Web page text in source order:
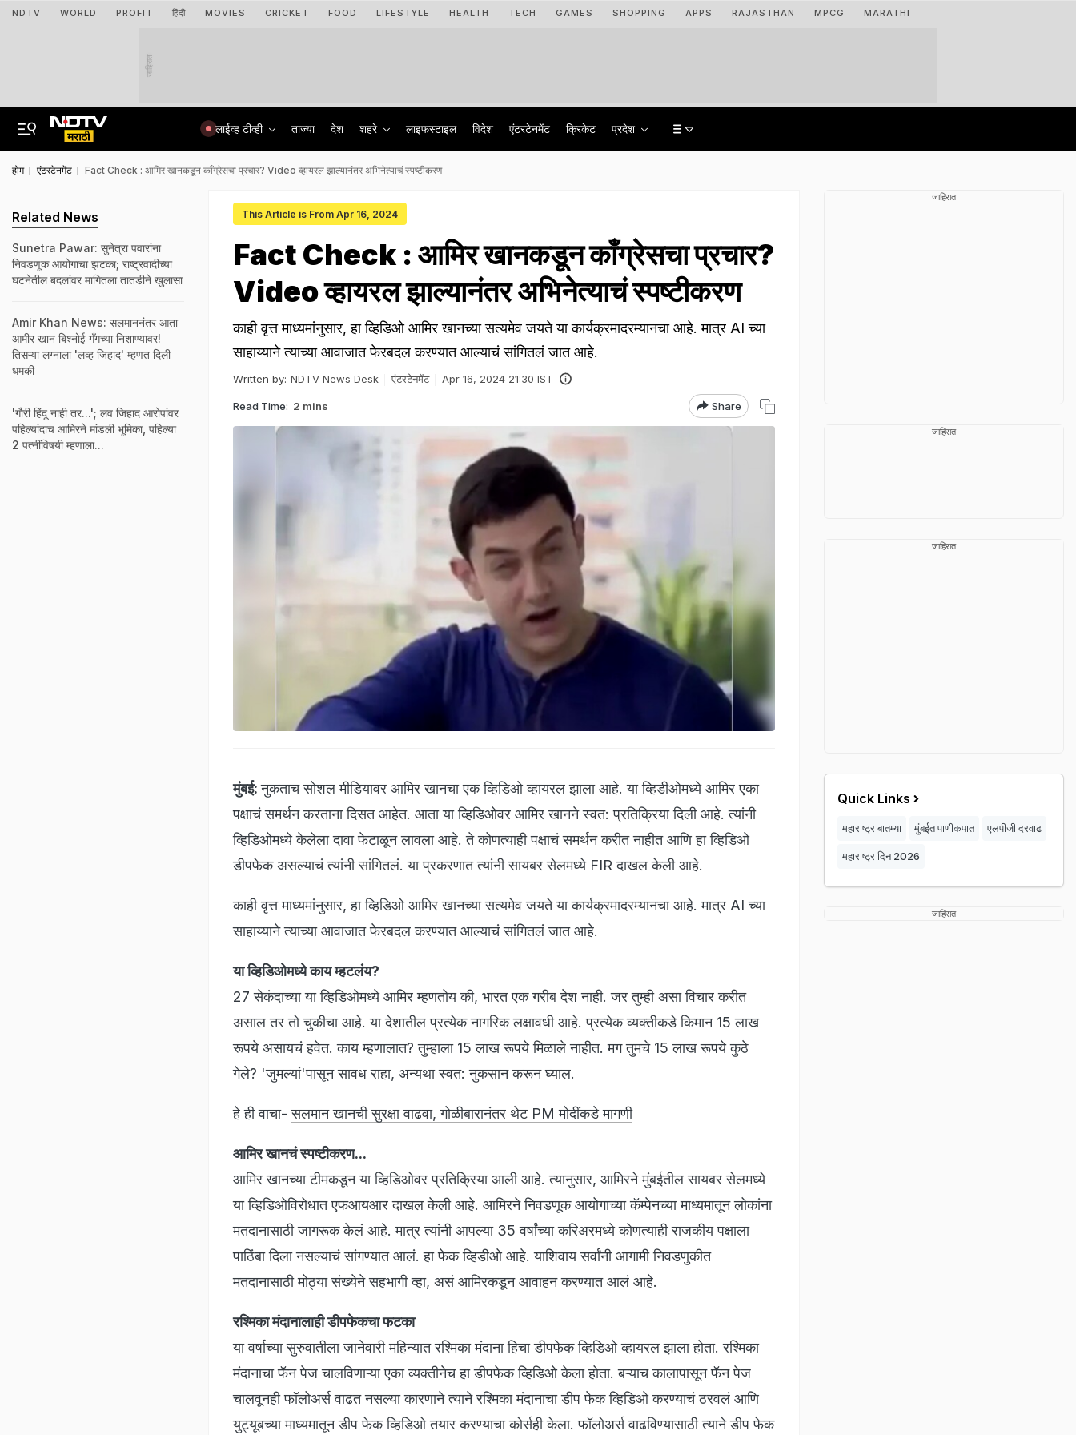
NDTV WORLD PROFIT हिंदी MOVIES CRICKET FOOD LIFESTYLE HEALTH TECH GAMES SHOPPING APPS RAJASTHAN MPCG MARATHI
जाहिरात
लाईव्ह टीव्ही ताज्या देश शहरे लाइफस्टाइल विदेश एंटरटेनमेंट क्रिकेट प्रदेश
होम एंटरटेनमेंट Fact Check : आमिर खानकडून काँग्रेसचा प्रचार? Video व्हायरल झाल्यानंतर अभिनेत्याचं स्पष्टीकरण
This Article is From Apr 16, 2024
Fact Check : आमिर खानकडून काँग्रेसचा प्रचार?
Video व्हायरल झाल्यानंतर अभिनेत्याचं स्पष्टीकरण
काही वृत्त माध्यमांनुसार, हा व्हिडिओ आमिर खानच्या सत्यमेव जयते या कार्यक्रमादरम्यानचा आहे. मात्र AI च्या
साहाय्याने त्याच्या आवाजात फेरबदल करण्यात आल्याचं सांगितलं जात आहे.
Written by: NDTV News Desk एंटरटेनमेंट Apr 16, 2024 21:30 IST
Read Time: 2 mins Share
मुंबई: नुकताच सोशल मीडियावर आमिर खानचा एक व्हिडिओ व्हायरल झाला आहे. या व्हिडीओमध्ये आमिर एका
पक्षाचं समर्थन करताना दिसत आहेत. आता या व्हिडिओवर आमिर खानने स्वत: प्रतिक्रिया दिली आहे. त्यांनी
व्हिडिओमध्ये केलेला दावा फेटाळून लावला आहे. ते कोणत्याही पक्षाचं समर्थन करीत नाहीत आणि हा व्हिडिओ
डीपफेक असल्याचं त्यांनी सांगितलं. या प्रकरणात त्यांनी सायबर सेलमध्ये FIR दाखल केली आहे.
काही वृत्त माध्यमांनुसार, हा व्हिडिओ आमिर खानच्या सत्यमेव जयते या कार्यक्रमादरम्यानचा आहे. मात्र AI च्या
साहाय्याने त्याच्या आवाजात फेरबदल करण्यात आल्याचं सांगितलं जात आहे.
या व्हिडिओमध्ये काय म्हटलंय?
27 सेकंदाच्या या व्हिडिओमध्ये आमिर म्हणतोय की, भारत एक गरीब देश नाही. जर तुम्ही असा विचार करीत
असाल तर तो चुकीचा आहे. या देशातील प्रत्येक नागरिक लक्षावधी आहे. प्रत्येक व्यक्तीकडे किमान 15 लाख
रूपये असायचं हवेत. काय म्हणालात? तुम्हाला 15 लाख रूपये मिळाले नाहीत. मग तुमचे 15 लाख रूपये कुठे
गेले? 'जुमल्यां'पासून सावध राहा, अन्यथा स्वत: नुकसान करून घ्याल.
हे ही वाचा-सलमान खानची सुरक्षा वाढवा, गोळीबारानंतर थेट PM मोदींकडे मागणी
आमिर खानचं स्पष्टीकरण...
आमिर खानच्या टीमकडून या व्हिडिओवर प्रतिक्रिया आली आहे. त्यानुसार, आमिरने मुंबईतील सायबर सेलमध्ये
या व्हिडिओविरोधात एफआयआर दाखल केली आहे. आमिरने निवडणूक आयोगाच्या कॅम्पेनच्या माध्यमातून लोकांना
मतदानासाठी जागरूक केलं आहे. मात्र त्यांनी आपल्या 35 वर्षांच्या करिअरमध्ये कोणत्याही राजकीय पक्षाला
पाठिंबा दिला नसल्याचं सांगण्यात आलं. हा फेक व्हिडीओ आहे. याशिवाय सर्वांनी आगामी निवडणुकीत
मतदानासाठी मोठ्या संख्येने सहभागी व्हा, असं आमिरकडून आवाहन करण्यात आलं आहे.
रश्मिका मंदानालाही डीपफेकचा फटका
या वर्षाच्या सुरुवातीला जानेवारी महिन्यात रश्मिका मंदाना हिचा डीपफेक व्हिडिओ व्हायरल झाला होता. रश्मिका
मंदानाचा फॅन पेज चालविणाऱ्या एका व्यक्तीनेच हा डीपफेक व्हिडिओ केला होता. बऱ्याच कालापासून फॅन पेज
चालवूनही फॉलोअर्स वाढत नसल्या कारणाने त्याने रश्मिका मंदानाचा डीप फेक व्हिडिओ करण्याचं ठरवलं आणि
युट्यूबच्या माध्यमातून डीप फेक व्हिडिओ तयार करण्याचा कोर्सही केला. फॉलोअर्स वाढविण्यासाठी त्याने डीप फेक
Related News
Sunetra Pawar: सुनेत्रा पवारांना
निवडणूक आयोगाचा झटका; राष्ट्रवादीच्या
घटनेतील बदलांवर मागितला तातडीने खुलासा
Amir Khan News: सलमाननंतर आता
आमीर खान बिश्नोई गँगच्या निशाण्यावर!
तिसऱ्या लग्नाला 'लव्ह जिहाद' म्हणत दिली
धमकी
'गौरी हिंदू नाही तर...'; लव जिहाद आरोपांवर
पहिल्यांदाच आमिरने मांडली भूमिका, पहिल्या
2 पत्नींविषयी म्हणाला...
जाहिरात
जाहिरात
जाहिरात
Quick Links
महाराष्ट्र बातम्या मुंबईत पाणीकपात एलपीजी दरवाढ
महाराष्ट्र दिन 2026
जाहिरात